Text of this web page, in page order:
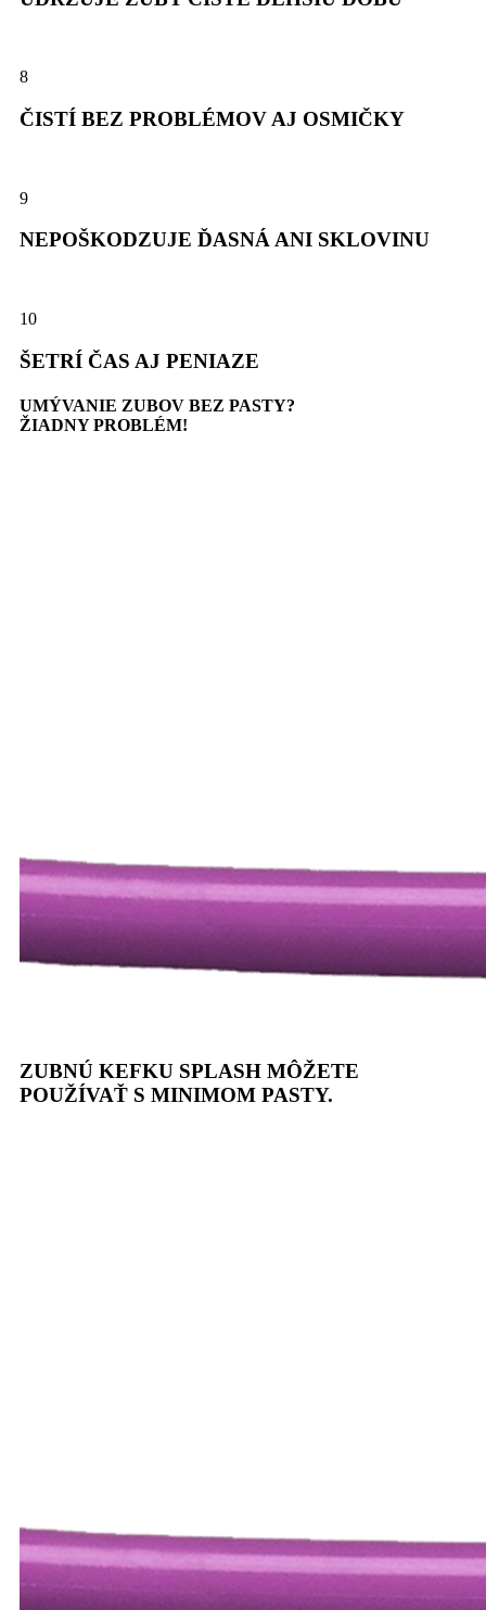
8
ČISTÍ BEZ PROBLÉMOV AJ OSMIČKY
9
NEPOŠKODZUJE ĎASNÁ ANI SKLOVINU
10
ŠETRÍ ČAS AJ PENIAZE
UMÝVANIE ZUBOV BEZ PASTY?
ŽIADNY PROBLÉM!
ZUBNÚ KEFKU SPLASH MÔŽETE
POUŽÍVAŤ S MINIMOM PASTY.